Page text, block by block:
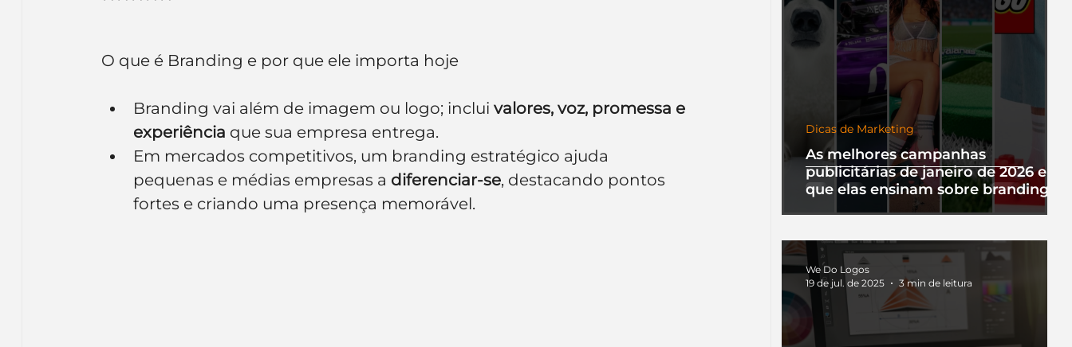
As melhores campanhas
publicitárias de janeiro de 2026 e o
que elas ensinam sobre branding
Dicas de Marketing
We Do Logos
19 de jul. de 2025
3 min de leitura
O que é Branding e por que ele importa hoje
Branding vai além de imagem ou logo; inclui valores, voz, promessa e
experiência que sua empresa entrega.
Em mercados competitivos, um branding estratégico ajuda
pequenas e médias empresas a diferenciar-se, destacando pontos
fortes e criando uma presença memorável.